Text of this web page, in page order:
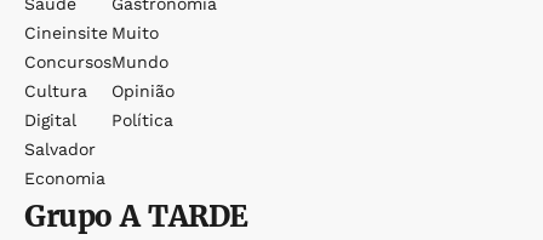
Cineinsite
Concursos
Cultura
Digital
Salvador
Economia
Muito
Mundo
Opinião
Política
GrupoA TARDE